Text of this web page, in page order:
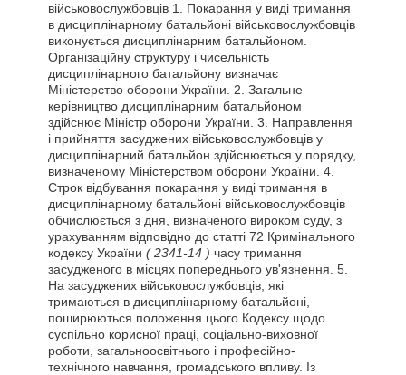
військовослужбовців 1. Покарання у виді тримання
в дисциплінарному батальйоні військовослужбовців
виконується дисциплінарним батальйоном.
Організаційну структуру і чисельність
дисциплінарного батальйону визначає
Міністерство оборони України. 2. Загальне
керівництво дисциплінарним батальйоном
здійснює Міністр оборони України. 3. Направлення
і прийняття засуджених військовослужбовців у
дисциплінарний батальйон здійснюється у порядку,
визначеному Міністерством оборони України. 4.
Строк відбування покарання у виді тримання в
дисциплінарному батальйоні військовослужбовців
обчислюється з дня, визначеного вироком суду, з
урахуванням відповідно до статті 72 Кримінального
кодексу України ( 2341-14 ) часу тримання
засудженого в місцях попереднього ув'язнення. 5.
На засуджених військовослужбовців, які
тримаються в дисциплінарному батальйоні,
поширюються положення цього Кодексу щодо
суспільно корисної праці, соціально-виховної
роботи, загальноосвітнього і професійно-
технічного навчання, громадського впливу. Із